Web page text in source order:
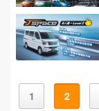
1 2